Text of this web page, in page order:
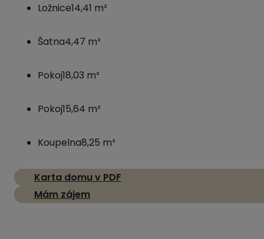
Ložnice14,41 m²
Šatna4,47 m²
Pokoj18,03 m²
Pokoj15,64 m²
Koupelna8,25 m²
Karta domu v PDF
Mám zájem